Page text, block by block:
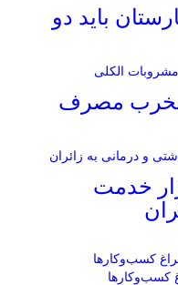
باید دو
مخرب مصرف
میلیون و ۴۲۶ هزار خدمت